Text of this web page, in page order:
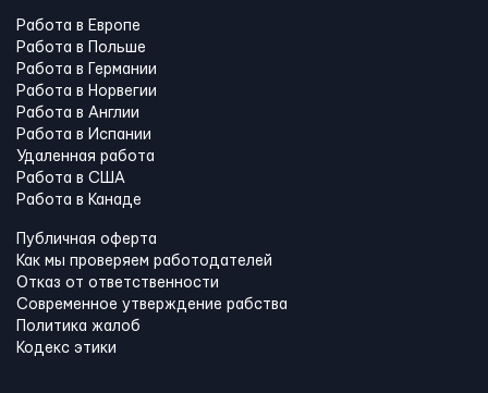
Работа в Европе
Работа в Польше
Работа в Германии
Работа в Норвегии
Работа в Англии
Работа в Испании
Удаленная работа
Работа в США
Работа в Канадe
Публичная оферта
Как мы проверяем работодателей
Отказ от ответственности
Современное утверждение рабства
Политика жалоб
Кодекс этики